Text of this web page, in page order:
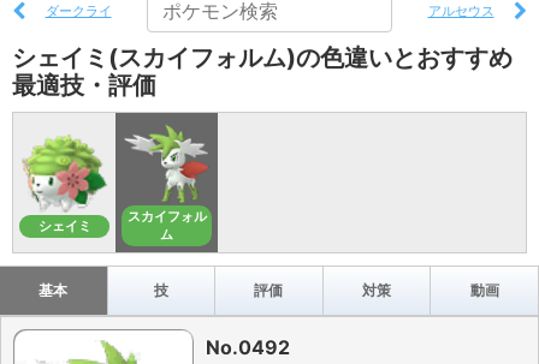
ダークライ アルセウス
シェイミ(スカイフォルム)の色違いとおすすめ
最適技・評価
シェイミ
スカイフォル
ム
基本 技 評価 対策 動画
No.0492